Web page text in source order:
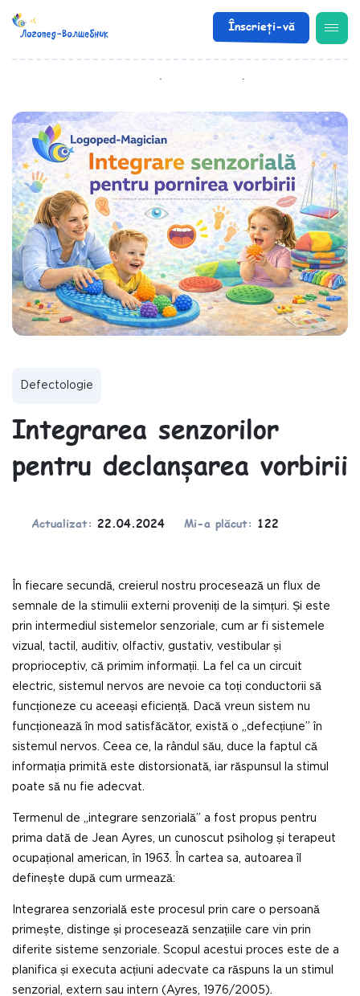
Înscrieți-vă
Defectologie
Integrarea senzorilor
pentru declanșarea vorbirii
Actualizat: 22.04.2024 Mi-a plăcut: 122
În fiecare secundă, creierul nostru procesează un flux de
semnale de la stimulii externi proveniți de la simțuri. Și este
prin intermediul sistemelor senzoriale, cum ar fi sistemele
vizual, tactil, auditiv, olfactiv, gustativ, vestibular și
proprioceptiv, că primim informații. La fel ca un circuit
electric, sistemul nervos are nevoie ca toți conductorii să
funcționeze cu aceeași eficiență. Dacă vreun sistem nu
funcționează în mod satisfăcător, există o „defecțiune” în
sistemul nervos. Ceea ce, la rândul său, duce la faptul că
informația primită este distorsionată, iar răspunsul la stimul
poate să nu fie adecvat.
Termenul de „integrare senzorială” a fost propus pentru
prima dată de Jean Ayres, un cunoscut psiholog și terapeut
ocupațional american, în 1963. În cartea sa, autoarea îl
definește după cum urmează:
Integrarea senzorială este procesul prin care o persoană
primește, distinge și procesează senzațiile care vin prin
diferite sisteme senzoriale. Scopul acestui proces este de a
planifica și executa acțiuni adecvate ca răspuns la un stimul
senzorial, extern sau intern (Ayres, 1976/2005).